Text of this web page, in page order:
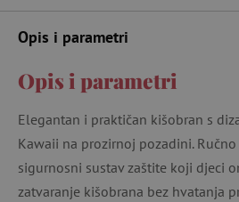
Opis i parametri
Opis i parametri
Elegantan i praktičan kišobran s
Kawaii na prozirnoj pozadini.
sigurnosni sustav zaštite koji djeci
zatvaranje kišobrana bez hvatanja